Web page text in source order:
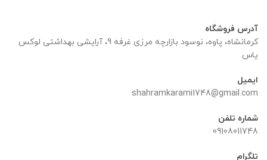
آدرس فروشگاه
کرمانشاه، پاوه، نوسود بازارچه مرزی غرفه 9، آرایشی بهداشتی لوکس
یاس
ایمیل
shahramkarami1748@gmail.com
شماره تلفن
09108011748
تلگرام